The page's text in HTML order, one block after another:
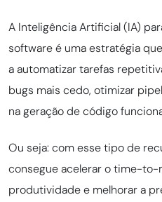
A Inteligência Artificial (IA)
software é uma estratégia
a automatizar tarefas
bugs mais cedo, otimizar
na geração de código
Ou seja: com esse tipo de
consegue acelerar o time-to-
produtividade e melhorar a